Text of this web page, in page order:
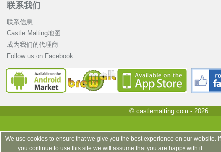
联系我们
联系信息
Castle Malting地图
成为我们的代理商
Follow us on Facebook
© castlemalting.com - 2026
We use cookies to ensure that we give you the best experience on our website. If
you continue to use this site we will assume that you are happy with it.